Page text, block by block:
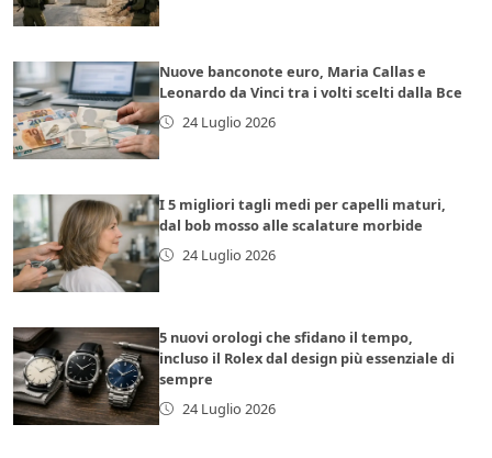
Nuove banconote euro, Maria Callas e
Leonardo da Vinci tra i volti scelti dalla Bce
24 Luglio 2026
I 5 migliori tagli medi per capelli maturi,
dal bob mosso alle scalature morbide
24 Luglio 2026
5 nuovi orologi che sfidano il tempo,
incluso il Rolex dal design più essenziale di
sempre
24 Luglio 2026